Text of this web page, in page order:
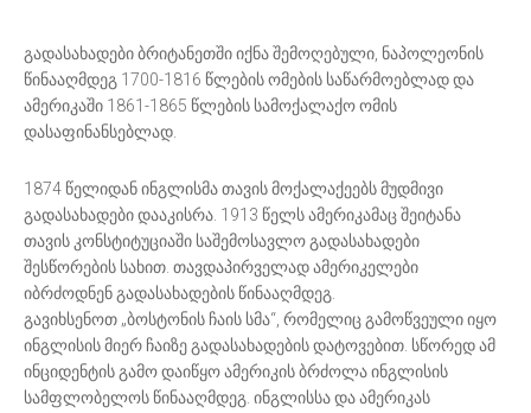
გადასახადები ბრიტანეთში იქნა შემოღებული, ნაპოლეონის
წინააღმდეგ 1700-1816 წლების ომების საწარმოებლად და
ამერიკაში 1861-1865 წლების სამოქალაქო ომის
დასაფინანსებლად.
1874 წელიდან ინგლისმა თავის მოქალაქეებს მუდმივი
გადასახადები დააკისრა. 1913 წელს ამერიკამაც შეიტანა
თავის კონსტიტუციაში საშემოსავლო გადასახადები
შესწორების სახით. თავდაპირველად ამერიკელები
იბრძოდნენ გადასახადების წინააღმდეგ.
გავიხსენოთ „ბოსტონის ჩაის სმა“, რომელიც გამოწვეული იყო
ინგლისის მიერ ჩაიზე გადასახადების დატოვებით. სწორედ ამ
ინციდენტის გამო დაიწყო ამერიკის ბრძოლა ინგლისის
სამფლობელოს წინააღმდეგ. ინგლისსა და ამერიკას